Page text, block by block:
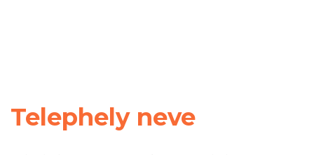
Telephely neve